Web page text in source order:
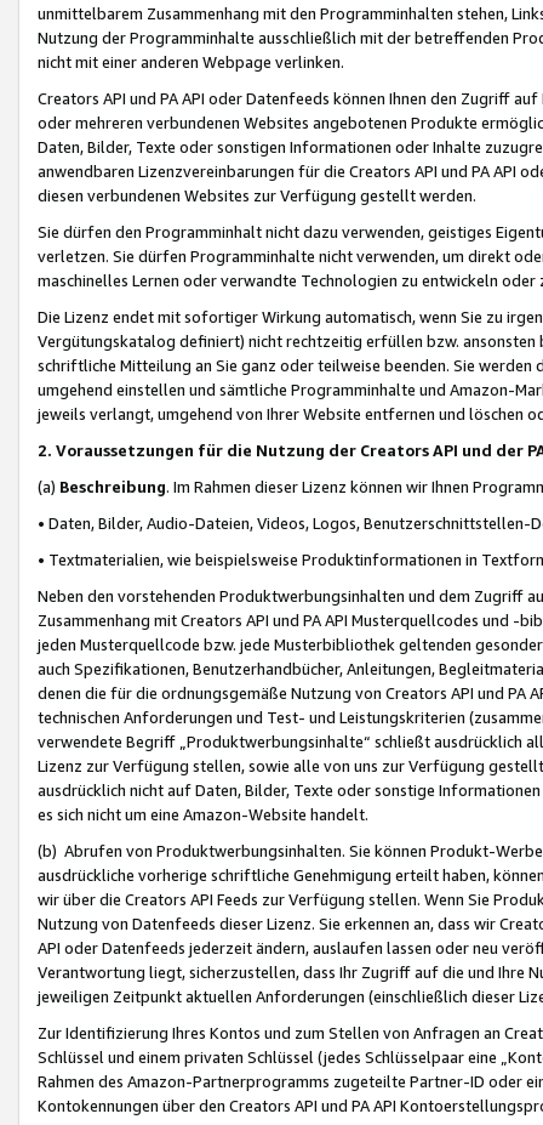
unmittelbarem Zusammenhang mit den Programminhalten stehen,
Nutzung der Programminhalte ausschließlich mit der betreffenden
nicht mit einer anderen Webpage verlinken.
Creators API und PA API oder Datenfeeds können Ihnen den Zugriff
oder mehreren verbundenen Websites angebotenen Produkte
Daten, Bilder, Texte oder sonstigen Informationen oder Inhalte
anwendbaren Lizenzvereinbarungen für die Creators API und PA API
diesen verbundenen Websites zur Verfügung gestellt werden.
Sie dürfen den Programminhalt nicht dazu verwenden, geistiges
verletzen. Sie dürfen Programminhalte nicht verwenden, um direkt
maschinelles Lernen oder verwandte Technologien zu entwickeln
Die Lizenz endet mit sofortiger Wirkung automatisch, wenn Sie zu
Vergütungskatalog definiert) nicht rechtzeitig erfüllen bzw. ansonsten
schriftliche Mitteilung an Sie ganz oder teilweise beenden. Sie werden
umgehend einstellen und sämtliche Programminhalte und Amazon-
jeweils verlangt, umgehend von Ihrer Website entfernen und löschen
2. Voraussetzungen für die Nutzung der Creators API und der
(a) Beschreibung. Im Rahmen dieser Lizenz können wir Ihnen
• Daten, Bilder, Audio-Dateien, Videos, Logos, Benutzerschnittstellen-
• Textmaterialien, wie beispielsweise Produktinformationen in
Neben den vorstehenden Produktwerbungsinhalten und dem Zugriff
Zusammenhang mit Creators API und PA API Musterquellcodes und
jeden Musterquellcode bzw. jede Musterbibliothek geltenden
auch Spezifikationen, Benutzerhandbücher, Anleitungen,
denen die für die ordnungsgemäße Nutzung von Creators API und PA
technischen Anforderungen und Test- und Leistungskriterien
verwendete Begriff „Produktwerbungsinhalte“ schließt ausdrücklich
Lizenz zur Verfügung stellen, sowie alle von uns zur Verfügung
ausdrücklich nicht auf Daten, Bilder, Texte oder sonstige
es sich nicht um eine Amazon-Website handelt.
(b) Abrufen von Produktwerbungsinhalten. Sie können Produkt-
ausdrückliche vorherige schriftliche Genehmigung erteilt haben,
wir über die Creators API Feeds zur Verfügung stellen. Wenn Sie
Nutzung von Datenfeeds dieser Lizenz. Sie erkennen an, dass wir
API oder Datenfeeds jederzeit ändern, auslaufen lassen oder neu
Verantwortung liegt, sicherzustellen, dass Ihr Zugriff auf die und Ihre
jeweiligen Zeitpunkt aktuellen Anforderungen (einschließlich dieser
Zur Identifizierung Ihres Kontos und zum Stellen von Anfragen an
Schlüssel und einem privaten Schlüssel (jedes Schlüsselpaar eine
Rahmen des Amazon-Partnerprogramms zugeteilte Partner-ID oder
Kontokennungen über den Creators API und PA API